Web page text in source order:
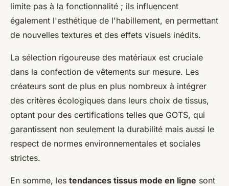
limite pas à la fonctionnalité ; ils influencent
également l'esthétique de l'habillement, en permettant
de nouvelles textures et des effets visuels inédits.
La sélection rigoureuse des matériaux est cruciale
dans la confection de vêtements sur mesure. Les
créateurs sont de plus en plus nombreux à intégrer
des critères écologiques dans leurs choix de tissus,
optant pour des certifications telles que GOTS, qui
garantissent non seulement la durabilité mais aussi le
respect de normes environnementales et sociales
strictes.
En somme, les tendances tissus mode en ligne sont